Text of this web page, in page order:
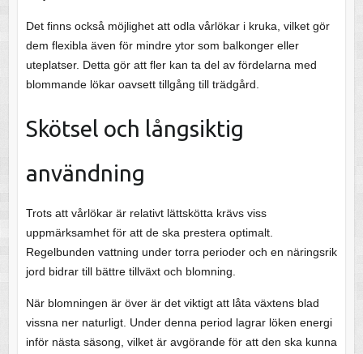
Det finns också möjlighet att odla vårlökar i kruka, vilket gör
dem flexibla även för mindre ytor som balkonger eller
uteplatser. Detta gör att fler kan ta del av fördelarna med
blommande lökar oavsett tillgång till trädgård.
Skötsel och långsiktig
användning
Trots att vårlökar är relativt lättskötta krävs viss
uppmärksamhet för att de ska prestera optimalt.
Regelbunden vattning under torra perioder och en näringsrik
jord bidrar till bättre tillväxt och blomning.
När blomningen är över är det viktigt att låta växtens blad
vissna ner naturligt. Under denna period lagrar löken energi
inför nästa säsong, vilket är avgörande för att den ska kunna